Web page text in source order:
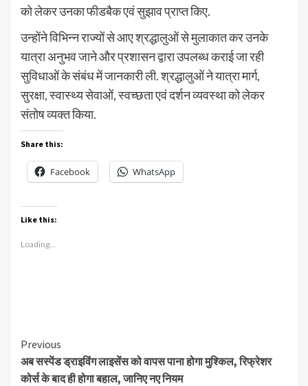
को लेकर उनका फीडबैक एवं सुझाव प्राप्त किए.
उन्होंने विभिन्न राज्यों से आए श्रद्धालुओं से मुलाकात कर उनके
यात्रा अनुभव जाने और प्रशासन द्वारा उपलब्ध कराई जा रही
सुविधाओं के संबंध में जानकारी ली. श्रद्धालुओं ने यात्रा मार्ग,
सुरक्षा, स्वास्थ्य सेवाओं, स्वच्छता एवं दर्शन व्यवस्था को लेकर
संतोष व्यक्त किया.
Share this:
Facebook WhatsApp
Like this:
Loading...
Continue
Reading
Previous
अब सस्पेंड ड्राइविंग लाइसेंस को वापस पाना होगा मुश्किल, रिफ्रेशर
कोर्स के बाद ही होगा बहाल, जानिए नए नियम